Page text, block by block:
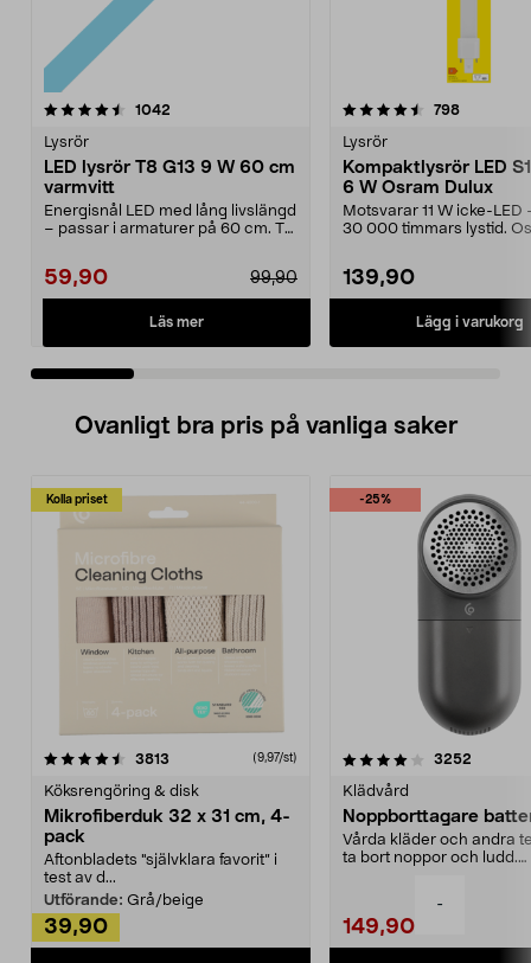
-
1042
Lysrör
LED lysrör T8 G13 9 W 60 cm
varmvitt
Energisnål LED med lång livslängd
– passar i armaturer på 60 cm. T8
59,90 99,90
Läs mer
4.5 av 5 stjärnor 798
Lysrör
Kompaktlysrör LED
6 W Osram Dulux
Motsvarar 11 W icke-LED
30 000 timmars lystid.
139,90
Lägg i varukorg
4.5 av 5 stjärnor
Ovanligt bra pris på vanliga saker
Kolla priset
3813 (9,97/st)
Köksrengöring & disk
Mikrofiberduk 32 x 31 cm, 4-
pack
Aftonbladets "självklara favorit” i
test av d...
Utförande: Grå/beige
39,90
-25%
4.0av 5 stjärnor 3252
Klädvård
Noppborttagare
Vårda kläder och andra
ta bort noppor och ludd.
149,90
4.5av 5 stjärnor